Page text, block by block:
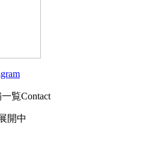
一覧Contact